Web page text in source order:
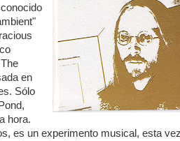
en
Sólo
hora.
es un experimento musical, esta